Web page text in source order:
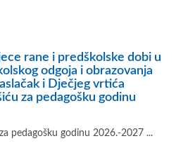
rane i predškolske dobi u
odgoja i obrazovanja
i Dječjeg vrtića
za pedagošku godinu
pedagošku godinu 2026.-2027 ...